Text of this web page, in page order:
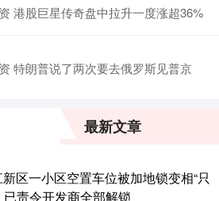
港股巨星传奇盘中拉升一度涨超36%
特朗普说了两次要去俄罗斯见普京
最新文章
区一小区空置车位被加地锁变相“只
责令开发商全部解锁